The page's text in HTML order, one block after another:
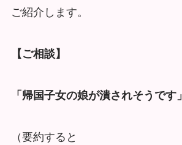
ご紹介します。
【ご相談】
「帰国子女の娘が潰されそうです」
（要約すると